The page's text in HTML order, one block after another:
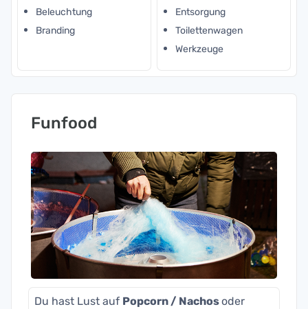
Beleuchtung
Branding
Entsorgung
Toilettenwagen
Werkzeuge
Funfood
Du hast Lust auf Popcorn / Nachosoder